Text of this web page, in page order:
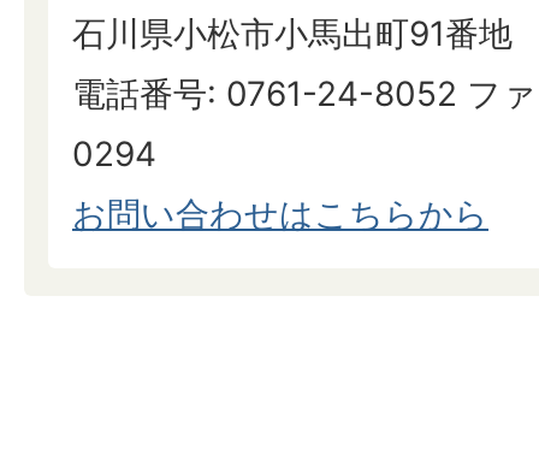
石川県小松市小馬出町91番地
電話番号: 0761-24-8052 フ
0294
お問い合わせはこちらから